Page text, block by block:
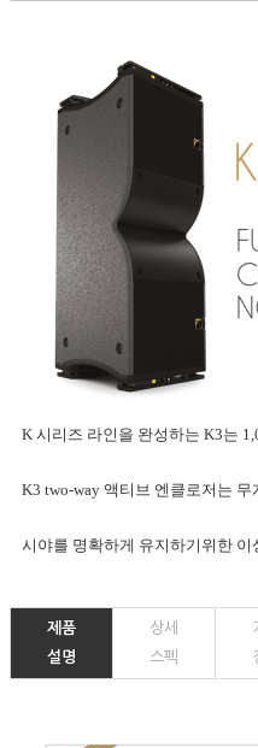
K 시리즈 라인을 완성하는 K3는
K3 two-way 액티브 엔클로저는
시야를 명확하게 유지하기위한
제품
설명
상세
스펙